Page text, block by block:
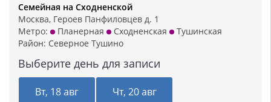
Семейная на Сходненской
Москва, Героев Панфиловцев д. 1
Метро:
Планерная Сходненская
Тушинская
Район: Северное Тушино
Выберите день для записи
Вт, 18 авг Чт, 20 авг